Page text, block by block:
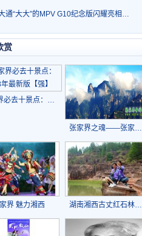
通“大大”的MPV G10纪念版闪耀亮相…
赏
必去十景点：…
张家界之魂——张家…
界 魅力湘西 湖南湘西古丈红石林…